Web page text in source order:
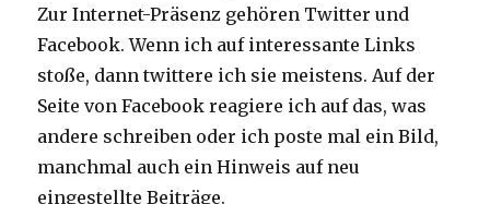
Zur Internet-Präsenz gehören Twitter und
Facebook. Wenn ich auf interessante Links
stoße, dann twittere ich sie meistens. Auf der
Seite von Facebook reagiere ich auf das, was
andere schreiben oder ich poste mal ein Bild,
manchmal auch ein Hinweis auf neu
eingestellte Beiträge.